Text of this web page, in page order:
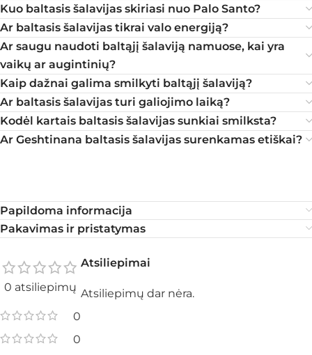
Kuo baltasis šalavijas skiriasi nuo Palo Santo?
Ar baltasis šalavijas tikrai valo energiją?
Ar saugu naudoti baltąjį šalaviją namuose, kai yra
vaikų ar augintinių?
Kaip dažnai galima smilkyti baltąjį šalaviją?
Ar baltasis šalavijas turi galiojimo laiką?
Kodėl kartais baltasis šalavijas sunkiai smilksta?
Ar Geshtinana baltasis šalavijas surenkamas etiškai?
Papildoma informacija
Pakavimas ir pristatymas
0 atsiliepimų
0
0
Atsiliepimai
Atsiliepimų dar nėra.